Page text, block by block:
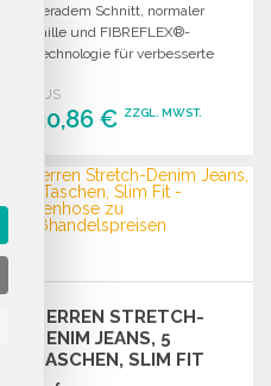
geradem Schnitt, normaler
Taille und FIBREFLEX®-
Technologie für verbesserte
Knopf und Reißverschluss.
AUS
30,86 € ZZGL. MWST.
BESTELLEN
Angebot anfordern
HERREN STRETCH-
DENIM JEANS, 5
TASCHEN, SLIM FIT